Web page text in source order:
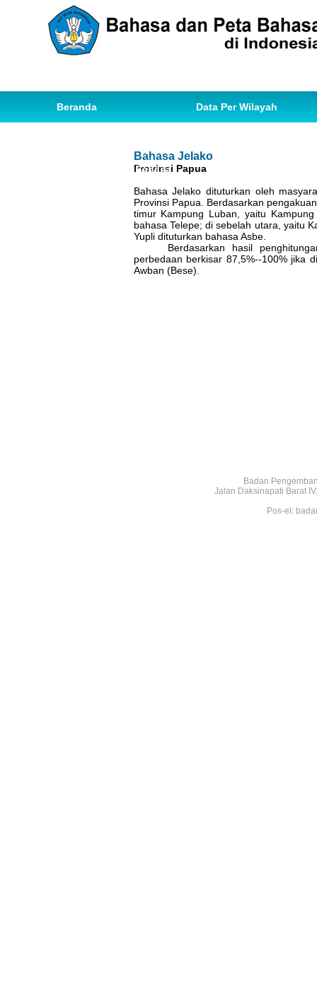
Beranda Data Per Wilayah
Ihwal Pemetaan Bahasa
Bahasa Jelako
Provinsi Papua
Bahasa Jelako dituturkan oleh
Provinsi Papua. Berdasarkan
timur Kampung Luban, yaitu
bahasa Telepe; di sebelah utara, yaitu
Yupli dituturkan bahasa Asbe.
Berdasarkan hasil
perbedaan berkisar 87,5%--100% jika
Awban (Bese).
Badan
Jalan Daksinapati Barat
Pos-el: